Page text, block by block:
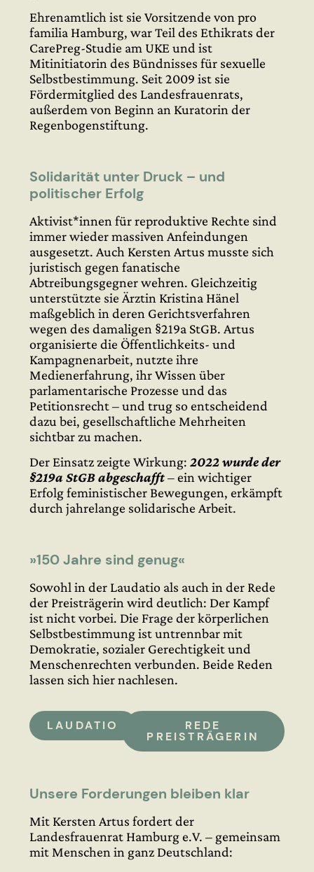
Ehrenamtlich ist sie Vorsitzende von pro
familia Hamburg, war Teil des Ethikrats der
CarePreg-Studie am UKE und ist
Mitinitiatorin des Bündnisses für sexuelle
Selbstbestimmung. Seit 2009 ist sie
Fördermitglied des Landesfrauenrats,
außerdem von Beginn an Kuratorin der
Regenbogenstiftung.
Solidarität unter Druck – und
politischer Erfolg
Aktivist*innen für reproduktive Rechte sind
immer wieder massiven Anfeindungen
ausgesetzt. Auch Kersten Artus musste sich
juristisch gegen fanatische
Abtreibungsgegner wehren. Gleichzeitig
unterstützte sie Ärztin Kristina Hänel
maßgeblich in deren Gerichtsverfahren
wegen des damaligen §219a StGB. Artus
organisierte die Öffentlichkeits- und
Kampagnenarbeit, nutzte ihre
Medienerfahrung, ihr Wissen über
parlamentarische Prozesse und das
Petitionsrecht – und trug so entscheidend
dazu bei, gesellschaftliche Mehrheiten
sichtbar zu machen.
Der Einsatz zeigte Wirkung: 2022 wurde der
§219a StGB abgeschafft– ein wichtiger
Erfolg feministischer Bewegungen, erkämpft
durch jahrelange solidarische Arbeit.
»150 Jahre sind genug«
Sowohl in der Laudatio als auch in der Rede
der Preisträgerin wird deutlich: Der Kampf
ist nicht vorbei. Die Frage der körperlichen
Selbstbestimmung ist untrennbar mit
Demokratie, sozialer Gerechtigkeit und
Menschenrechten verbunden. Beide Reden
lassen sich hier nachlesen.
LAUDATIO REDE
PREISTRÄGERIN
Unsere Forderungen bleiben klar
Mit Kersten Artus fordert der
Landesfrauenrat Hamburg e.V. – gemeinsam
mit Menschen in ganz Deutschland: